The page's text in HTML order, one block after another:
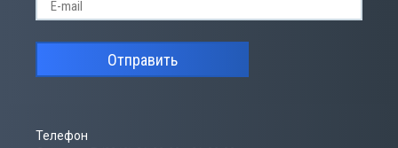
Телефон
Отправить